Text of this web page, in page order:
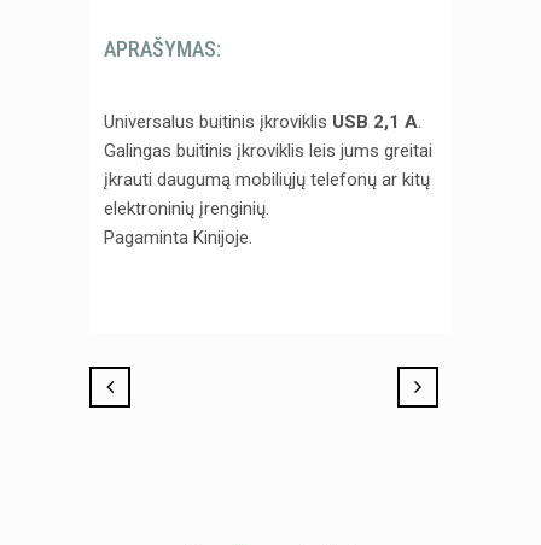
APRAŠYMAS:
Universalus buitinis įkroviklis USB 2,1 A.
Galingas buitinis įkroviklis leis jums greitai
įkrauti daugumą mobiliųjų telefonų ar kitų
elektroninių įrenginių.
Pagaminta Kinijoje.